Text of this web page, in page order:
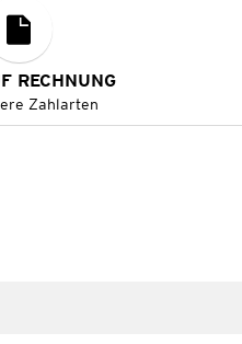
RECHNUNG
Zahlarten